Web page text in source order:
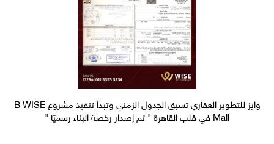
وايز للتطوير العقاري تسبق الجدول الزمني وتبدأ تنفيذ مشروع B WISE
Mall في قلب القاهرة " تم إصدار رخصة البناء رسميًا "